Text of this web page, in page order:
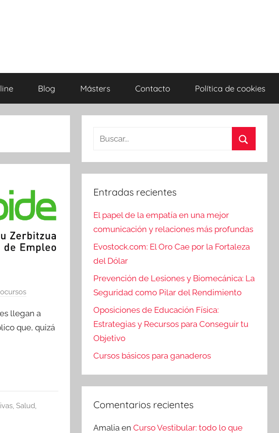
Blog Másters Contacto Política de cookies
llegan a
que, quizá
, Salud,
Buscar:
Entradas recientes
El papel de la empatía en una mejor
comunicación y relaciones más profundas
Evostock.com: El Oro Cae por la Fortaleza
del Dólar
Prevención de Lesiones y Biomecánica: La
Seguridad como Pilar del Rendimiento
Oposiciones de Educación Física:
Estrategias y Recursos para Conseguir tu
Objetivo
Cursos básicos para ganaderos
Comentarios recientes
Amalia enCurso Vestibular: todo lo que